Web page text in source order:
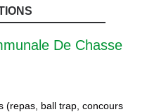
De Chasse
(repas, ball trap, concours